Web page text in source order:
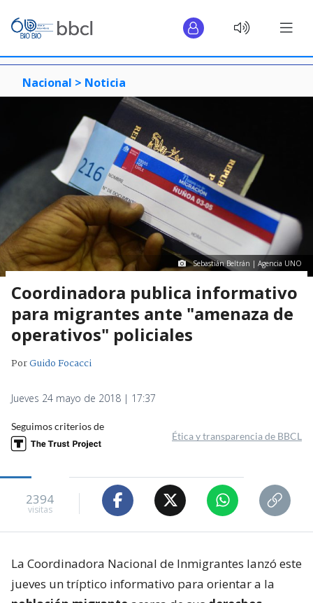
Nacional > Noticia
Sebastián Beltrán | Agencia UNO
Coordinadora publica informativo
para migrantes ante "amenaza de
operativos" policiales
PorGuido Focacci
Jueves 24 mayo de 2018 | 17:37
Seguimos criterios de
Ética y transparencia de BBCL
2394
visitas
La Coordinadora Nacional de Inmigrantes lanzó este
jueves un tríptico informativo para orientar a la